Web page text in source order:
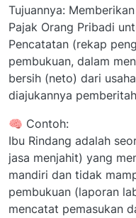
Tujuannya:
Pajak Orang Pribadi
Pencatatan (rekap
pembukuan, dalam
bersih (neto) dari
diajukannya
🧠 Contoh:
Ibu Rindang adalah
jasa menjahit) yang
mandiri dan tidak
pembukuan (laporan
mencatat pemasukan